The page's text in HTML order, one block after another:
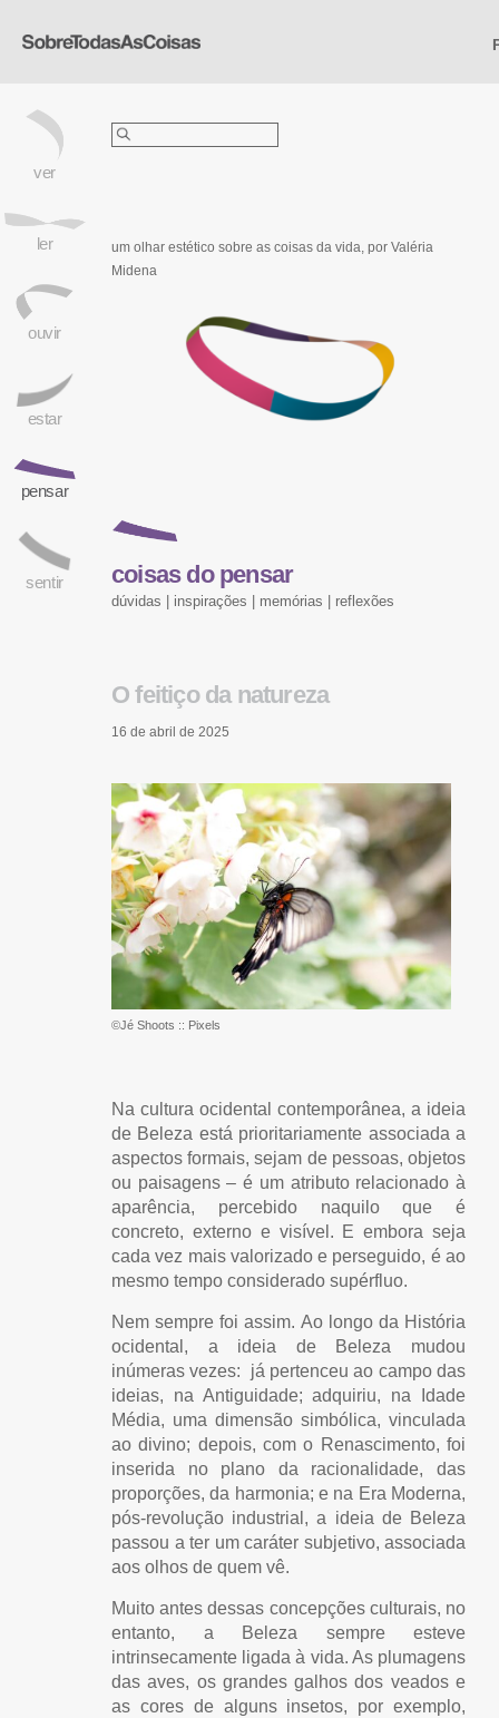
ver
ler
ouvir
estar
pensar
sentir coisas do pensar
dúvidas | inspirações | memórias | reflexões
O feitiço da natureza
16 de abril de 2025
©Jé Shoots :: Pixels
Na cultura ocidental contemporânea, a ideia
de Beleza está prioritariamente associada a
aspectos formais, sejam de pessoas, objetos
ou paisagens – é um atributo relacionado à
aparência, percebido naquilo que é
concreto, externo e visível. E embora seja
cada vez mais valorizado e perseguido, é ao
mesmo tempo considerado supérfluo.
Nem sempre foi assim. Ao longo da História
ocidental, a ideia de Beleza mudou
inúmeras vezes: já pertenceu ao campo das
ideias, na Antiguidade; adquiriu, na Idade
Média, uma dimensão simbólica, vinculada
ao divino; depois, com o Renascimento, foi
inserida no plano da racionalidade, das
proporções, da harmonia; e na Era Moderna,
pós-revolução industrial, a ideia de Beleza
passou a ter um caráter subjetivo, associada
aos olhos de quem vê.
Muito antes dessas concepções culturais, no
entanto, a Beleza sempre esteve
intrinsecamente ligada à vida. As plumagens
das aves, os grandes galhos dos veados e
as cores de alguns insetos, por exemplo,
Pesquisar
por:
um olhar estético sobre as coisas da vida, por Valéria
Midena